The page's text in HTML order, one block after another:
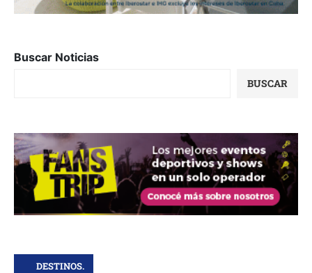
Buscar Noticias
BUSCAR
DESTINOS.